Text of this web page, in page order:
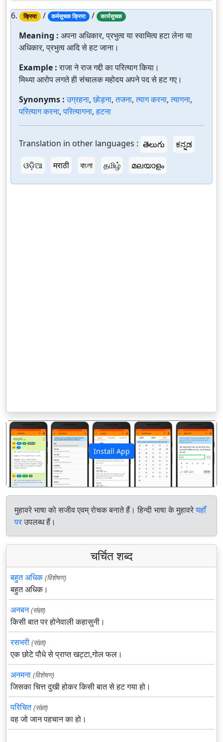
6. क्रिया / कर्मसूचक क्रिया / कार्यसूचक
Meaning : अपना अधिकार, प्रभुत्व या स्वामित्व हटा लेना या
अधिकार, प्रभुत्व आदि से हट जाना।
Example :राजा ने राज गद्दी का परित्याग किया।
मिथ्या आरोप लगते ही संचालक महोदय अपने पद से हट गए।
Synonyms :उग्रहना,छोड़ना,तजना,त्याग करना,त्यागना,
परित्याग करना,परित्यागना,हटना
Translation in other languages : తెలుగు
ಕನ್ನಡ
ଓଡ଼ିଆ
मराठी বাংলা தமிழ் മലയാളം
Install App
पिछला अगला
मुहावरे भाषा को सजीव एवम् रोचक बनाते हैं। हिन्दी भाषा के मुहावरेयहाँ
परउपलब्ध हैं।
चर्चित शब्द
बहुत अधिक (विशेषण)
बहुत अधिक।
अनबन (संज्ञा)
किसी बात पर होनेवाली कहासुनी।
रसभरी (संज्ञा)
एक छोटे पौधे से प्राप्त खट्टा,गोल फल।
अनमना (विशेषण)
जिसका चित्त दुखी होकर किसी बात से हट गया हो।
परिचित (संज्ञा)
वह जो जान पहचान का हो।